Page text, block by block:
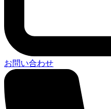
お問い合わせ